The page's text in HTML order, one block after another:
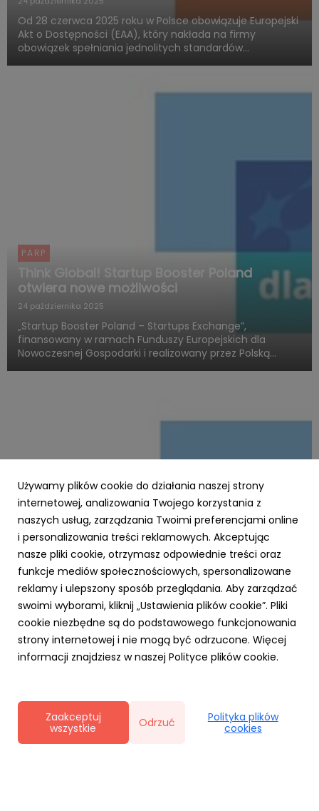
Od 28 czerwca 2025 roku w Polsce obowiązuje Europejski
Akt o Dostępności (EAA), który nakłada na firmy
obowiązek spełniania jednolitych standardów
PARP
Think Global! Startup Booster Poland
otwiera nowe możliwości
24 października 2025
„Startup Booster Poland – Startups Exchange”,
finansowany w ramach Funduszy Europejskich dla
Nowoczesnej Gospodarki i realizowany przez Polską
PARP
Zielone światło dla Twojej firmy – nawet 3,5
mln zł na ekologiczną transformację z
Funduszy Europejskich!
23 października 2025
Chcesz, aby Twoja firma działała nowocześnie,
ekologicznie i oszczędnie? Dzięki Funduszom Europejskim
dla Polski Wschodniej (FEPW), oferowanym przez Polską
kierunku gospodarki...
Używamy plików cookie do działania naszej strony
internetowej, analizowania Twojego korzystania z
naszych usług, zarządzania Twoimi preferencjami online
i personalizowania treści reklamowych. Akceptując
nasze pliki cookie, otrzymasz odpowiednie treści oraz
funkcje mediów społecznościowych, spersonalizowane
reklamy i ulepszony sposób przeglądania. Aby zarządzać
swoimi wyborami, kliknij „Ustawienia plików cookie”. Pliki
cookie niezbędne są do podstawowego funkcjonowania
strony internetowej i nie mogą być odrzucone. Więcej
informacji znajdziesz w naszej Polityce plików cookie.
Zaakceptuj
wszystkie
Odrzuć
Polityka plików
cookies